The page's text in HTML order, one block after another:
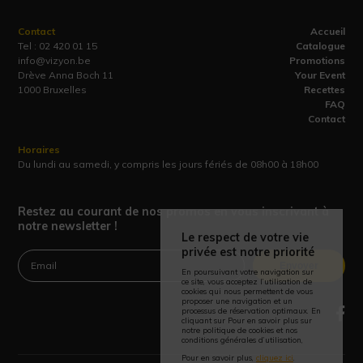
Accueil
Catalogue
Promotions
Your Event
Recettes
FAQ
Contact
Contact
Tel : 02 420 01 15
info@vizyon.be
Drève Anna Boch 11
1000 Bruxelles
Horaires
Du lundi au samedi, y compris les jours fériés de 08h00 à 18h00
Restez au courant de nos promos en vous inscrivant à
notre newsletter !
Le respect de votre vie
privée est notre priorité
En poursuivant votre navigation sur
ce site, vous acceptez l’utilisation de
cookies qui nous permettent de vous
proposer une navigation et un
processus de réservation optimaux. En
cliquant sur Pour en savoir plus sur
notre politique de cookies et nos
conditions générales d’utilisation,
Pour en savoir plus, cliquez ici